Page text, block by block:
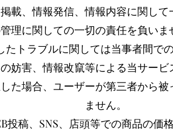
載、情報発信、情報内容に関し
理に関しての一切の責任を負い
たトラブルに関しては当事者間で
妨害、情報改竄等による当サー
た場合、ユーザーが第三者から
ません。
投稿、SNS、店頭等での商品の価